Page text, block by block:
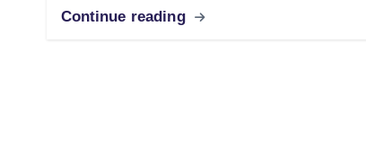
Continue reading